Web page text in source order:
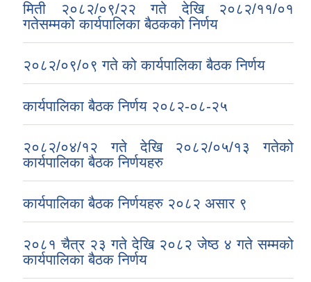
मिती २०८२/०९/२२ गते देखि २०८२/११/०१
गतेसम्मको कार्यपालिका बैठकको निर्णय
२०८२/०९/०९ गते को कार्यपालिका बैठक निर्णय
कार्यपालिका बैठक निर्णय २०८२-०८-२५
२०८२/०४/१२ गते देखि २०८२/०५/१३ गतेको
कार्यपालिका बैठक निर्णयहरु
कार्यपालिका बैठक निर्णयहरु २०८२ असार ९
२०८१ चैत्र २३ गते देखि २०८२ जेष्ठ ४ गते सम्मको
कार्यपालिका बैठक निर्णय